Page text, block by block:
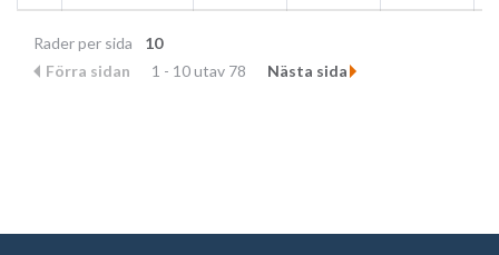
Rader per sida
10
Förra sidan
1 - 10 utav 78 Nästa sida